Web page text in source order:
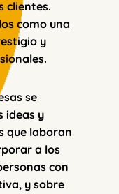
clientes.
como una
y
se
ideas y
que laboran
a los
con
y sobre